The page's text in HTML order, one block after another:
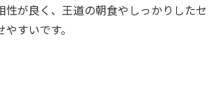
性が良く、王道の朝食やしっかりしたセ
すいです。